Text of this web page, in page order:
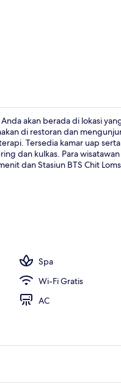
akan berada di lokasi
di restoran dan
Tersedia kamar uap
dan kulkas. Para
dan Stasiun BTS Chit
Spa
Wi-Fi Gratis
AC